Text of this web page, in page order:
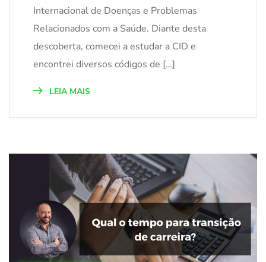
Internacional de Doenças e Problemas
Relacionados com a Saúde. Diante desta
descoberta, comecei a estudar a CID e
encontrei diversos códigos de […]
LEIA MAIS